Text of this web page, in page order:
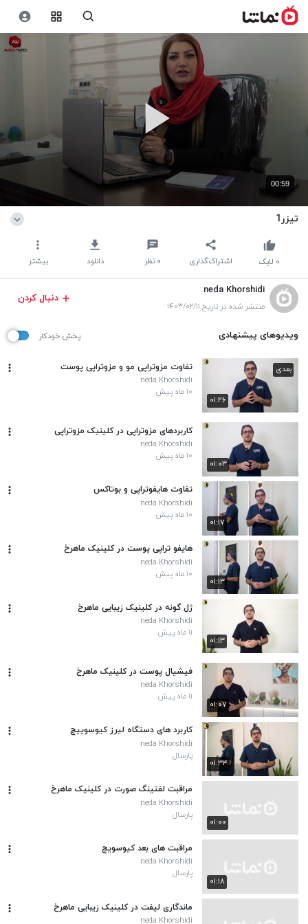
00:59
تیزر1
اشتراک‌گذاری ۰ نظر دانلود بیشتر ۰ لایک
neda Khorshidi
منتشر شده در تاریخ ۱۴۰۳/۰۲/۱۱
دنبال کردن
ویدیوهای پیشنهادی پخش خودکار
۰۱:۲۶
بعدی تفاوت مزوتراپی مو و مزوتراپی پوست
neda Khorshidi
۱۰ ماه پیش
۰۱:۰۳
کاربردهای مزوتراپی در کلینیک مزوتراپی
neda Khorshidi
۱۰ ماه پیش
۰۱:۱۷
تفاوت هایفوتراپی و بوتاکس
neda Khorshidi
۱۰ ماه پیش
۰۱:۱۳
هایفو تراپی پوست در کلینیک ماهرخ
neda Khorshidi
۱۰ ماه پیش
۰۱:۱۳
ژل گونه در کلینیک زیبایی ماهرخ
neda Khorshidi
۱۱ ماه پیش
۰۱:۰۷
فیشیال پوست در کلینیک ماهرخ
neda Khorshidi
۱۱ ماه پیش
۰۱:۳۴
کاربرد های دستگاه لیرز کیوسوییچ
neda Khorshidi
پارسال
۰۱:۰۰
مراقبت لفتینگ صورت در کلینیک ماهرخ
neda Khorshidi
پارسال
۰۱:۱۸
مراقبت های بعد کیوسویچ
neda Khorshidi
پارسال
ماندگاری لیفت در کلینیک زیبایی ماهرخ
neda Khorshidi